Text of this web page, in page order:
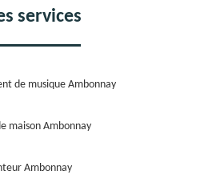
services
de musique Ambonnay
maison Ambonnay
Ambonnay